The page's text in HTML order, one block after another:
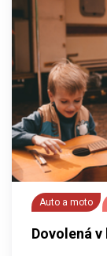
Auto a moto
Dovolená